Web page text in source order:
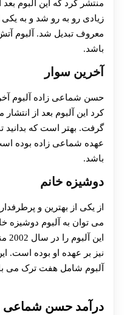
منتشر کرد که این آلبوم بعد
زیادی رو به رو شد و به یکی
باشد.
آخرین سوار
کرد این آلبوم بعد از
گرفت. بهتر است که بدانید
باشد.
دوشیزه خانم
از یکی از بهترین و
می توان به آلبوم دوشیزه
نیز بر عهده او بوده است.
آلبوم شامل هفت ترک می
درآمد حسن شماعی